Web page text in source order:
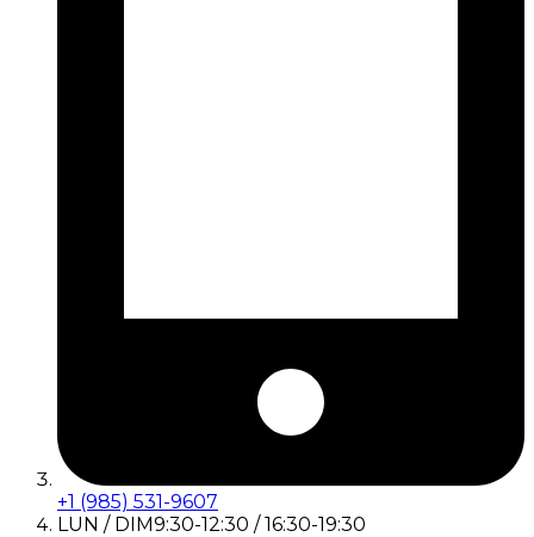
+1 (985) 531-9607
LUN / DIM9:30-12:30 / 16:30-19:30